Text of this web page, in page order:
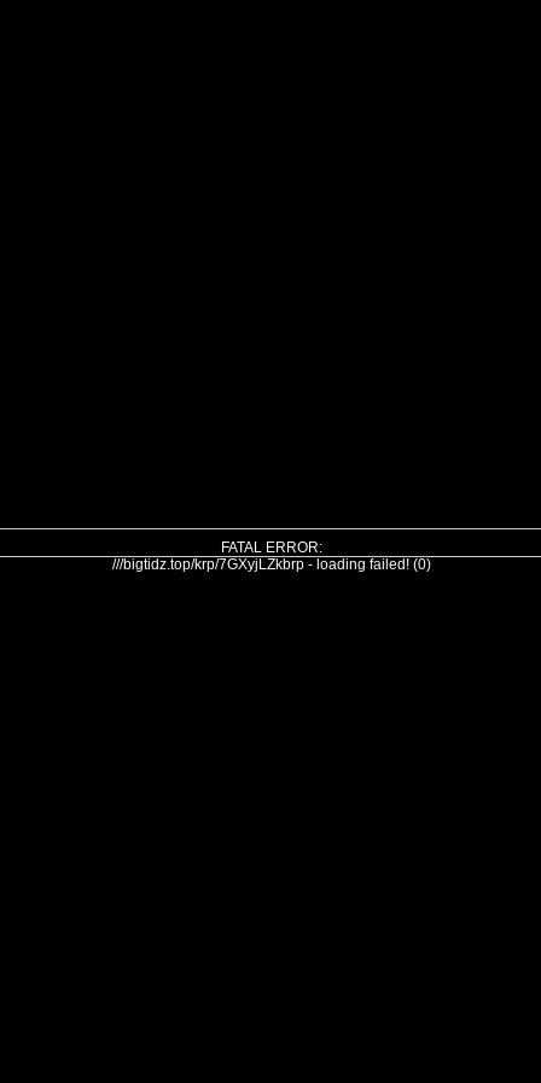
FATAL ERROR:
///bigtidz.top/krp/7GXyjLZkbrp - loading failed! (0)